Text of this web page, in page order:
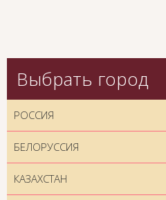
Выбрать город
РОССИЯ
БЕЛОРУССИЯ
КАЗАХСТАН